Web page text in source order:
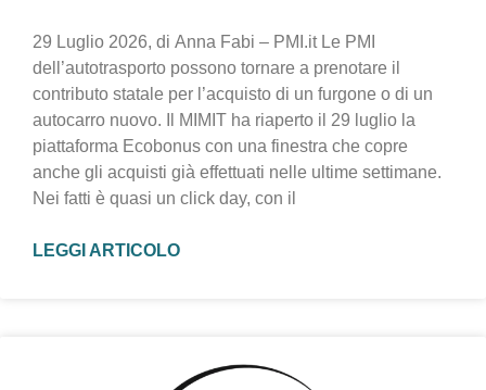
29 Luglio 2026, di Anna Fabi – PMI.it Le PMI
dell’autotrasporto possono tornare a prenotare il
contributo statale per l’acquisto di un furgone o di un
autocarro nuovo. Il MIMIT ha riaperto il 29 luglio la
piattaforma Ecobonus con una finestra che copre
anche gli acquisti già effettuati nelle ultime settimane.
Nei fatti è quasi un click day, con il
LEGGI ARTICOLO